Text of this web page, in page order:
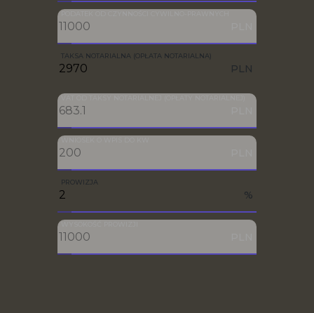
TAKSA NOTARIALNA (OPŁATA NOTARIALNA)
PLN
PROWIZJA
%